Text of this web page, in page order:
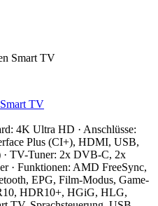
TV
4K Ultra HD · Anschlüsse:
Plus (CI+), HDMI, USB,
· TV-Tuner: 2x DVB-C, 2x
· Funktionen: AMD FreeSync,
EPG, Film-Modus, Game-
HDR10+, HGiG, HLG,